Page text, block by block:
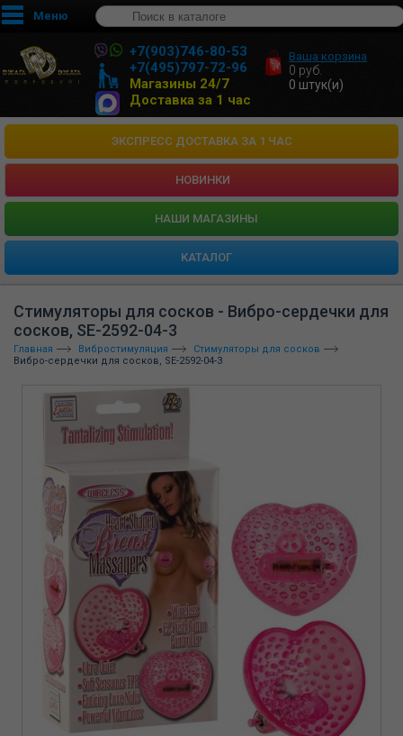
Меню
+7(903)746-80-53
+7(495)797-72-96
Магазины 24/7
Доставка за 1 час
Ваша корзина
0 руб.
0 штук(и)
ЭКСПРЕСС ДОСТАВКА ЗА 1 ЧАС
НОВИНКИ
HАШИ МАГАЗИНЫ
КАТАЛОГ
Стимуляторы для сосков - Вибро-сердечки для
сосков, SE-2592-04-3
Главная Вибростимуляция
Стимуляторы для сосков
Вибро-сердечки для сосков, SE-2592-04-3